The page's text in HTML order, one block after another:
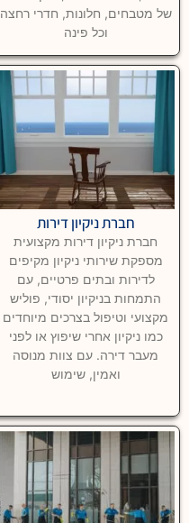
של מטבחים, חלונות, חדרי רחצה
וכל פינה
חברת ניקיון דירות
חברת ניקיון דירות מקצועית
מספקת שירותי ניקיון מקיפים
לדירות ובתים פרטיים, עם
התמחות בניקיון יסודי, פוליש
מקצועי וטיפול בצרכים מיוחדים
כמו ניקיון אחרי שיפוץ או לפני
מעבר דירה. עם צוות מנוסה
ואמין, שימוש